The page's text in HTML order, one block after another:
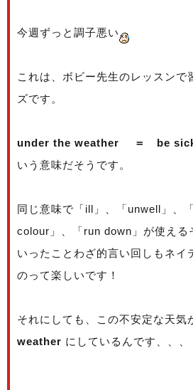
今週ずっと調子悪い
これは、ボビー先生のレッスンで
ズです。
under the weather ＝ be
いう意味だそうです。
同じ意味で「ill」、「unwell」、
colour」、「run down」が使える
いったことわざ的言い回しもネイ
のって楽しいです！
それにしても、この不安定な天気
weather にしているんです、、、